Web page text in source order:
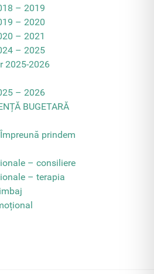
– 2019
– 2020
– 2021
– 2025
2025-2026
– 2026
BUGETARĂ
prindem
– consiliere
– terapia